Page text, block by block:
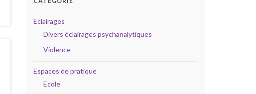
Eclairages
Divers éclairages psychanalytiques
Violence
Espaces de pratique
Ecole